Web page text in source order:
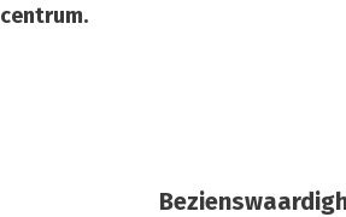
centrum.